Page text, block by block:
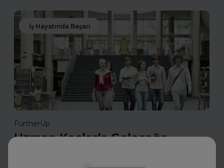
İş Hayatında Başarı
FurtherUp
Uzman Koçlarla Geleceğe